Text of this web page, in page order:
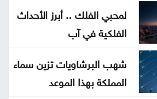
عن اللجنة النقابية للعاملين
العربية
المفرق .. عروس البادية
بناء السردية الأردنية الأحد
لمحبي الفلك .. أبرز الأحداث
الفلكية في آب
شهب البرشاويات تزين سماء
المملكة بهذا الموعد